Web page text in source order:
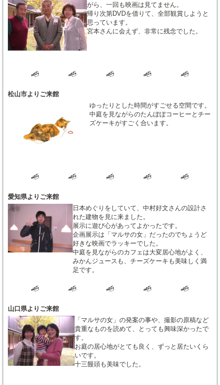
がら、一回も映画は見てません。
帰り次第DVDを借りて、全部観賞しようと
思っています。
宮本さんに会えず、非常に残念でした。
松山市よりご来館
ゆったりとした時間がすごせる空間です。
中庭を見ながらのたんぽぽコーヒーとチー
ズケーキがすごく合います。
愛知県よりご来館
日本めぐりをしていて、中村好文さんの設計さ
れた建物を見に来ました。
展示に遊び心があってよかったです。
企画展示は「マルサの女」だったのでちょうど
好きな映画でラッキーでした。
中庭を見ながらのカフェは大変居心地がよく、
みかんジュースも、チーズケーキも美味しく満
足です。
山口県よりご来館
「マルサの女」の発案の事や、撮影の原稿など
貴重なものを読めて、とっても興味深かったで
す。
お庭の居心地がとても良く、ずっと居たいくら
いです。
十三饅頭も美味でした。